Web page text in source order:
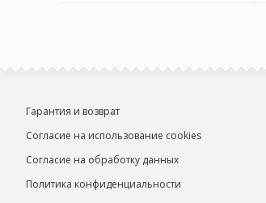
Гарантия и возврат
Согласие на использование cookies
Согласие на обработку данных
Политика конфиденциальности